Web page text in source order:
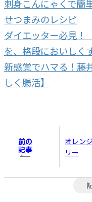
刺身こんにゃくで簡
せつまみのレシピ
ダイエッター必見！
を、格段においしく
新感覚でハマる！藤
しく腸活】
前の
記事
オレン
リー